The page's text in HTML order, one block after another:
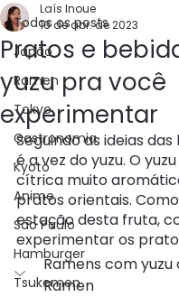
Todos os posts
Japão
Ramen
Tokyo
Gastronomia
Kyoto
Anime
São Paulo
Hamburger
Tsukemen
Pratos e
yuzu pra você
experimentar
Laís Inoue
16 de abr. de 2023
Seguindo as ideias
é a vez do yuzu. O
cítrica muito
pratos orientais.
estação desta fruta,
experimentar os
Ramens com yuzu
Ramen